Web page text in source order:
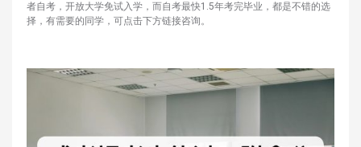
者自考，开放大学免试入学，而自考最快1.5年考完毕业，都是不错的选
择，有需要的同学，可点击下方链接咨询。